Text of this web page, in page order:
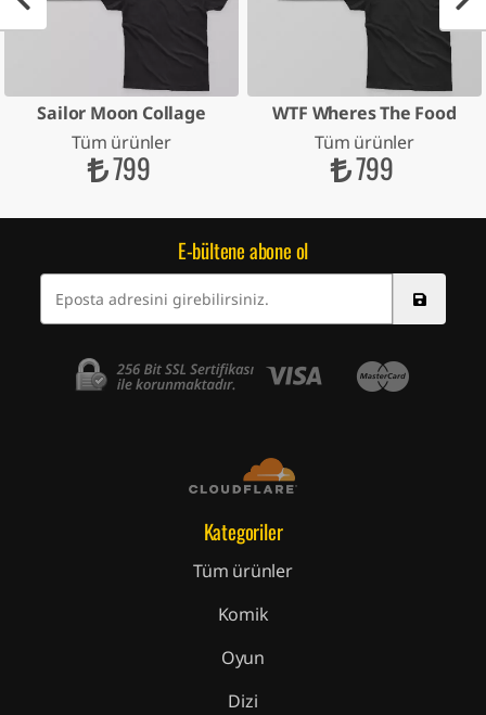
Sailor Moon Collage
Tüm ürünler
799
WTF Wheres The Food
Tüm ürünler
799
E-bültene abone ol
Kategoriler
Tüm ürünler
Komik
Oyun
Dizi